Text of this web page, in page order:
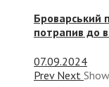
Броварський
потрапив до
07.09.2024
Prev Next